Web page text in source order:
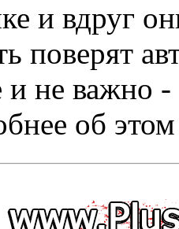
и вдруг
поверят
и не важно
об